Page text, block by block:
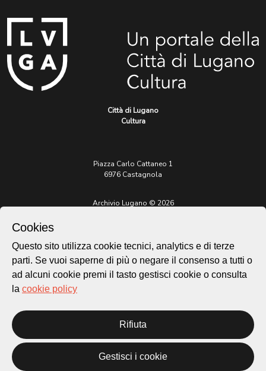
Città di Lugano
Cultura
Piazza Carlo Cattaneo 1
6976 Castagnola
Archivio Lugano © 2026
t. +41 58 866 68 50
Sito istituzionale:
lugano.ch
Privacy Policy
Credits
Homepage
Temi
Cookies
Questo sito utilizza cookie tecnici, analytics e di terze
parti. Se vuoi saperne di più o negare il consenso a tutti o
ad alcuni cookie premi il tasto gestisci cookie o consulta
la cookie policy
Rifiuta
Gestisci i cookie